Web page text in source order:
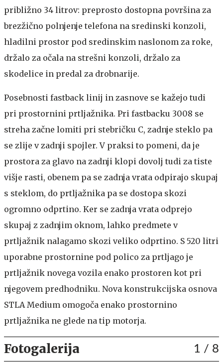
približno 34 litrov: preprosto dostopna površina za
brezžično polnjenje telefona na sredinski konzoli,
hladilni prostor pod sredinskim naslonom za roke,
držalo za očala na strešni konzoli, držalo za
skodelice in predal za drobnarije.
Posebnosti fastback linij in zasnove se kažejo tudi
pri prostornini prtljažnika. Pri fastbacku 3008 se
streha začne lomiti pri stebričku C, zadnje steklo pa
se zlije v zadnji spojler. V praksi to pomeni, da je
prostora za glavo na zadnji klopi dovolj tudi za tiste
višje rasti, obenem pa se zadnja vrata odpirajo skupaj
s steklom, do prtljažnika pa se dostopa skozi
ogromno odprtino. Ker se zadnja vrata odprejo
skupaj z zadnjim oknom, lahko predmete v
prtljažnik nalagamo skozi veliko odprtino. S 520 litri
uporabne prostornine pod polico za prtljago je
prtljažnik novega vozila enako prostoren kot pri
njegovem predhodniku. Nova konstrukcijska osnova
STLA Medium omogoča enako prostornino
prtljažnika ne glede na tip motorja.
Fotogalerija 1 / 8